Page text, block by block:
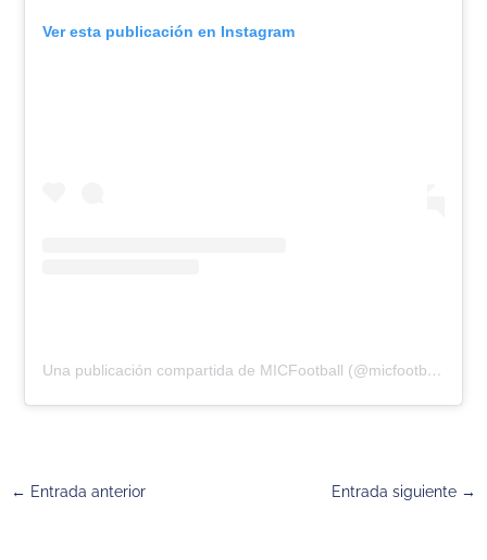
Ver esta publicación en Instagram
Una publicación compartida de MICFootball (@micfootball)
← Entrada anterior Entrada siguiente →